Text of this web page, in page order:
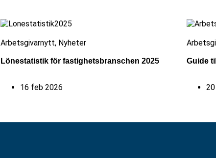
Arbetsgivarnytt, Nyheter
Lönestatistik för fastighetsbranschen 2025
16 feb 2026
Guide